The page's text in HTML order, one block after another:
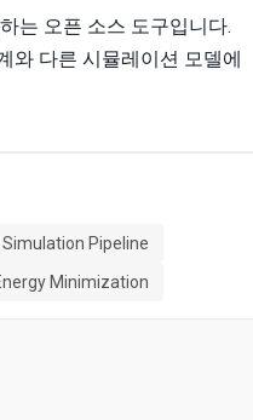
는 오픈 소스 도구입니다.
와 다른 시뮬레이션 모델에
Simulation Pipeline
Minimization